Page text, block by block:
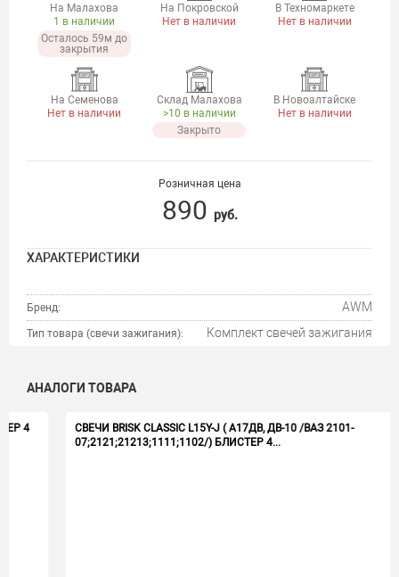
На Малахова
1 в наличии
Осталось 59м до
закрытия
На Покровской
Нет в наличии
В Техномаркете
Нет в наличии
На Семенова
Нет в наличии
Склад Малахова
>10 в наличии
Закрыто
В Новоалтайске
Нет в наличии
Розничная цена
890 руб.
ХАРАКТЕРИСТИКИ
Бренд: AWM
Тип товара (свечи зажигания): Комплект свечей зажигания
АНАЛОГИ ТОВАРА
СВЕЧИ BRISK CLASSIC L15Y-J ( А17ДВ, ДВ-10 /ВАЗ 2101-
07;2121;21213;1111;1102/) БЛИСТЕР 4...